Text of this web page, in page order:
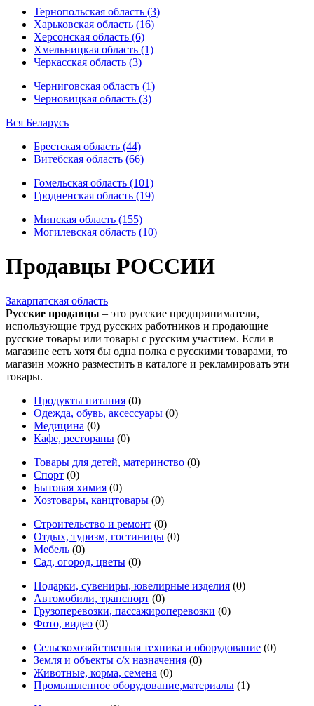
Тернопольская область (3)
Харьковская область (16)
Херсонская область (6)
Хмельницкая область (1)
Черкасская область (3)
Черниговская область (1)
Черновицкая область (3)
Вся Беларусь
Брестская область (44)
Витебская область (66)
Гомельская область (101)
Гродненская область (19)
Минская область (155)
Могилевская область (10)
Продавцы РОССИИ
Закарпатская область
Русские продавцы – это русские предприниматели,
использующие труд русских работников и продающие
русские товары или товары с русским участием. Если в
магазине есть хотя бы одна полка с русскими товарами, то
магазин можно разместить в каталоге и рекламировать эти
товары.
Продукты питания (0)
Одежда, обувь, аксессуары (0)
Медицина (0)
Кафе, рестораны (0)
Товары для детей, материнство (0)
Спорт (0)
Бытовая химия (0)
Хозтовары, канцтовары (0)
Строительство и ремонт (0)
Отдых, туризм, гостиницы (0)
Мебель (0)
Сад, огород, цветы (0)
Подарки, сувениры, ювелирные изделия (0)
Автомобили, транспорт (0)
Грузоперевозки, пассажироперевозки (0)
Фото, видео (0)
Сельскохозяйственная техника и оборудование (0)
Земля и объекты с/х назначения (0)
Животные, корма, семена (0)
Промышленное оборудование,материалы (1)